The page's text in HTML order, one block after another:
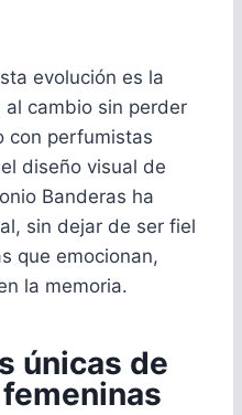
evolución es la
cambio sin perder
con perfumistas
diseño visual de
Banderas ha
sin dejar de ser fiel
que emocionan,
la memoria.
únicas de